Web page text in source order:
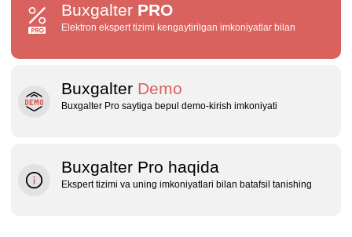
Buxgalter PRO
Elektron ekspert tizimi kengaytirilgan imkoniyatlar bilan
Buxgalter Demo
Buxgalter Pro saytiga bepul demo‑kirish imkoniyati
Buxgalter Pro haqida
Ekspert tizimi va uning imkoniyatlari bilan batafsil tanishing